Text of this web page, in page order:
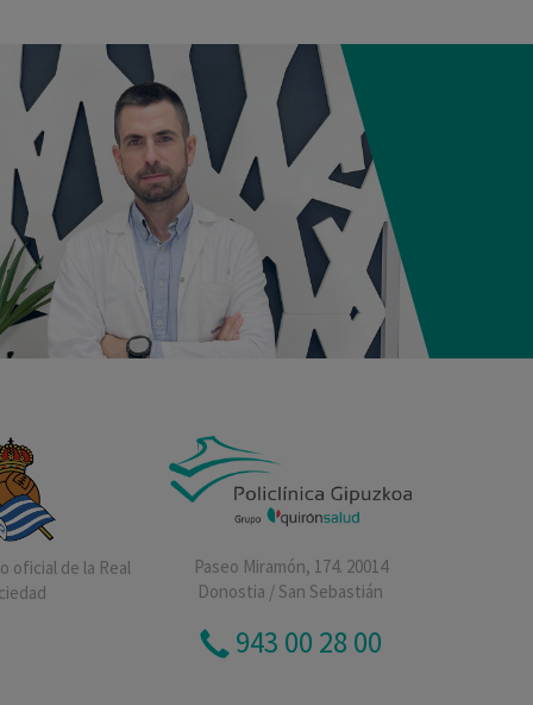
oficial de la Real
Paseo Miramón, 174. 20014
Donostia / San Sebastián
943 00 28 00